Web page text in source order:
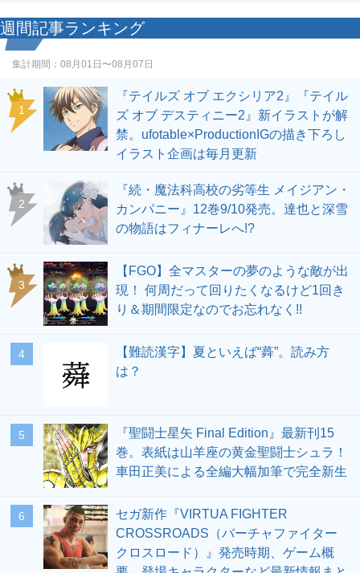
週間記事ランキング
集計期間： 08月01日〜08月07日
1
『テイルズ オブ エクシリア2』『テイル
ズ オブ デスティニー2』新イラストが解
禁。ufotable×ProductionIGの描き下ろし
イラスト企画は毎月更新
2
『続・魔法科高校の劣等生 メイジアン・
カンパニー』12巻9/10発売。達也と深雪
の物語はフィナーレへ!?
3
【FGO】全マスターの夢のような敵が出
現！ 何周だって回りたくなるけど1回き
り＆期間限定なのでお忘れなく!!
4
【難読漢字】夏といえば“蕣”。読み方
は？
5
『聖闘士星矢 Final Edition』最新刊15
巻。表紙は山羊座の黄金聖闘士シュラ！
車田正美による全編大幅加筆で完全新生
6
セガ新作『VIRTUA FIGHTER
CROSSROADS（バーチャファイター
クロスロード）』発売時期、ゲーム概